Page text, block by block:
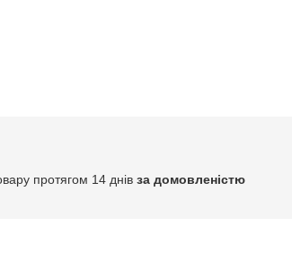
протягом 14 днів за домовленістю